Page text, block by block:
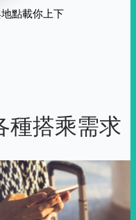
點載你上下
搭乘需求